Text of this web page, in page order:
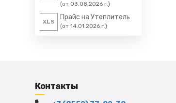
(от 03.08.2026 г.)
XLS
Прайс на Утеплитель
(от 14.01.2026 г.)
Контакты